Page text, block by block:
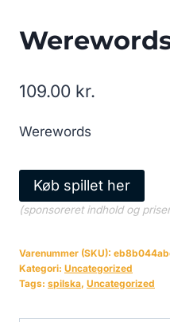
109.00 kr.
Werewords
Køb spillet her
(sponsoreret indhold og
Varenummer (SKU):
Kategori: Uncategorized
Tags: spilska, Uncategorized